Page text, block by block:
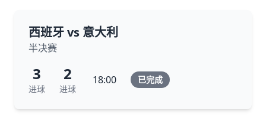
西班牙 vs 意大利
半决赛
3
进球
2
进球
18:00 已完成